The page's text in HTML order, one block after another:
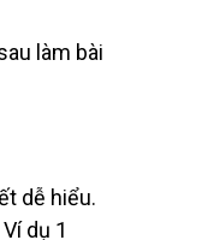
làm bài
dễ hiểu.
dụ 1